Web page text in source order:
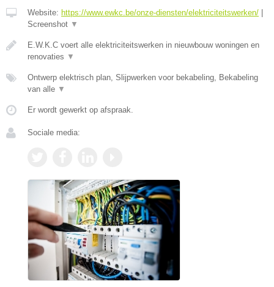
Website: https://www.ewkc.be/onze-diensten/elektriciteitswerken/
Screenshot ▼
E.W.K.C voert alle elektriciteitswerken in nieuwbouw woningen en
renovaties ▼
Ontwerp elektrisch plan, Slijpwerken voor bekabeling, Bekabeling
van alle ▼
Er wordt gewerkt op afspraak.
Sociale media: